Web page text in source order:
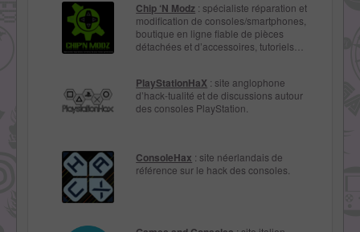
Chip ‘N Modz : spécialiste réparation et
modification de consoles/smartphones,
boutique en ligne fiable de pièces
détachées et d’accessoires, tutoriels…
PlayStationHaX : site anglophone
d’hack-tualité et de discussions autour
des consoles PlayStation.
ConsoleHax : site néerlandais de
référence sur le hack des consoles.